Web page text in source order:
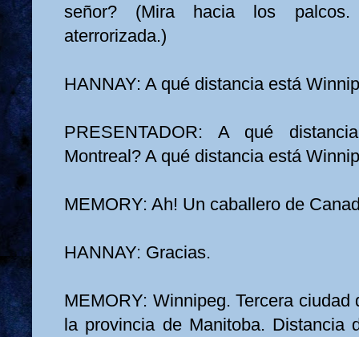
señor? (Mira hacia los
aterrorizada.)
HANNAY: A qué distancia está
PRESENTADOR: A qué
Montreal? A qué distancia está
MEMORY: Ah! Un caballero de
HANNAY: Gracias.
MEMORY: Winnipeg. Tercera
la provincia de Manitoba. Distancia